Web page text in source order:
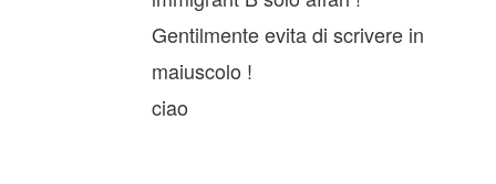
Gentilmente evita di scrivere in
maiuscolo !
ciao